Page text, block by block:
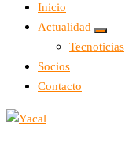
Inicio
Actualidad
Tecnoticias
Socios
Contacto